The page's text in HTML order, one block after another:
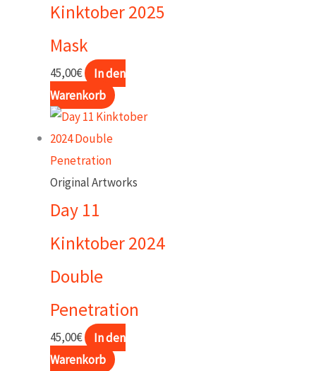
Kinktober 2025
Mask
45,00€
In den
Warenkorb
Original Artworks
Day 11
Kinktober 2024
Double
Penetration
45,00€
In den
Warenkorb